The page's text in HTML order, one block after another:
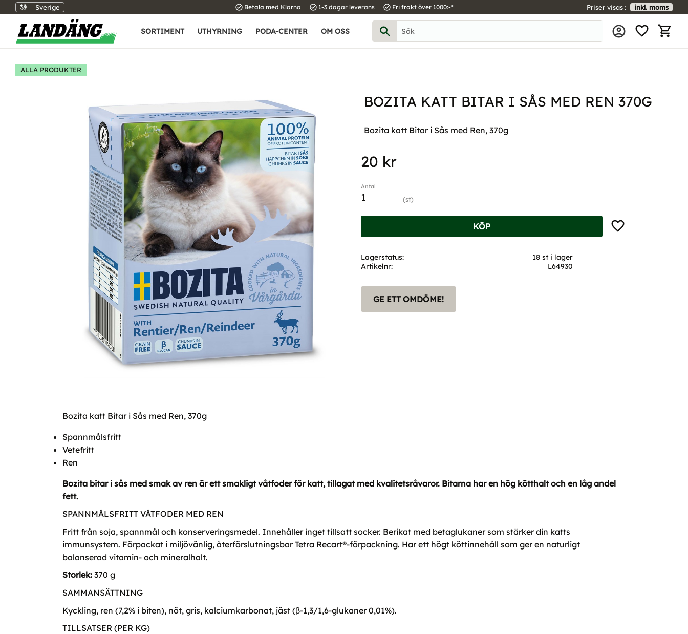
Sverige task_alt Betala med Klarna task_alt 1-3 dagar leverans task_alt Fri frakt över 1000:-* Priser visas inkl. moms
SORTIMENT UTHYRNING PODA-CENTER OM OSS
ALLA PRODUKTER
BOZITA KATT BITAR I SÅS MED REN 370G
Bozita katt Bitar i Sås med Ren, 370g
20 kr
Antal
st
KÖP Lägg till i favoriter
Lagerstatus
18 st i lager
Artikelnr
L64930
GE ETT OMDÖME!
Bozita katt Bitar i Sås med Ren, 370g
Spannmålsfritt
Vetefritt
Ren
Bozita bitar i sås med smak av ren är ett smakligt våtfoder för katt, tillagat med kvalitetsråvaror. Bitarna har en hög kötthalt och en låg andel
fett.
SPANNMÅLSFRITT VÅTFODER MED REN
Fritt från soja, spannmål och konserveringsmedel. Innehåller inget tillsatt socker. Berikat med betaglukaner som stärker din katts
immunsystem. Förpackat i miljövänlig, återförslutningsbar Tetra Recart®-förpackning. Har ett högt köttinnehåll som ger en naturligt
balanserad vitamin- och mineralhalt.
Storlek: 370 g
SAMMANSÄTTNING
Kyckling, ren (7,2% i biten), nöt, gris, kalciumkarbonat, jäst (β-1,3/1,6-glukaner 0,01%).
TILLSATSER (PER KG)